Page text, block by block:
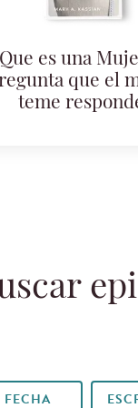
es una
que el
teme
FECHA